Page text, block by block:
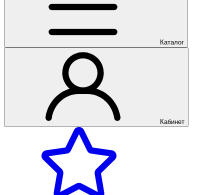
Каталог
Кабинет